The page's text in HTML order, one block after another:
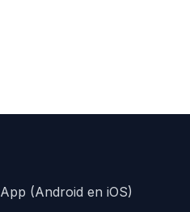
App (Android en iOS)